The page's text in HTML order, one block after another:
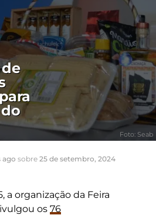
Foto: Seab
ago sobre 25 de setembro, 2024
a organização da Feira
os 76